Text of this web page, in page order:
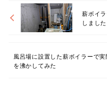
薪ボイ
しまし
風呂場に設置した薪ボイラーで
を沸かしてみた